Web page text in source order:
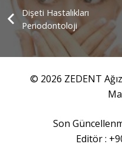
Dişeti Hastalıkları
Periodontoloji
© 2026 ZEDENT
Son
Editör :